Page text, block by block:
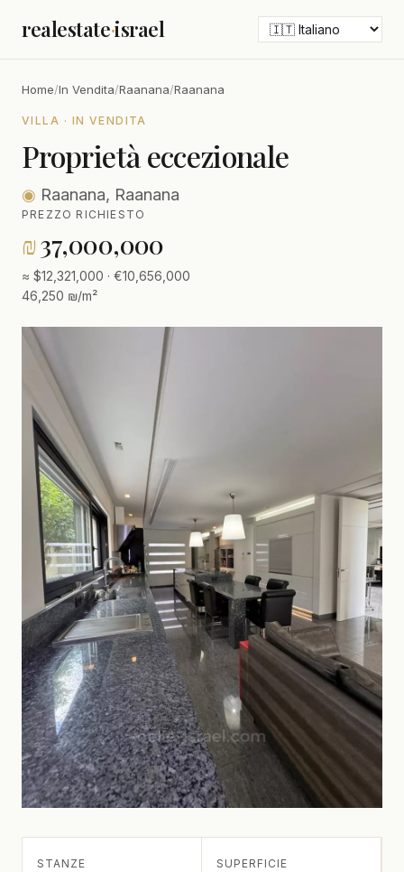
realestate·israel
Home/In Vendita/Raanana/Raanana
VILLA · IN VENDITA
Proprietà eccezionale
◉ Raanana, Raanana
PREZZO RICHIESTO
₪37,000,000
≈ $12,321,000 · €10,656,000
46,250 ₪/m²
STANZE SUPERFICIE